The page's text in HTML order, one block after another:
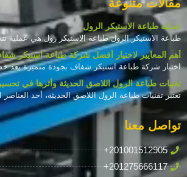
مقالات متنوعة
عملية طباعة الاستيكر الرول
طباعة الاستيكر الرول طباعة الاستيكر رول هي عملية
أهم المعايير لاختيار أفضل شركة طباعة استيكر
اختيار شركة طباعة استيكر شفاف بجودة متميزة يعد
تقنيات طباعة الرول اللاصق الحديثة وأثرها في
تعتبر تقنيات طباعة الرول اللاصق الحديثة، أحد العناصر
تواصل معنا
+201001512905
+201275666117